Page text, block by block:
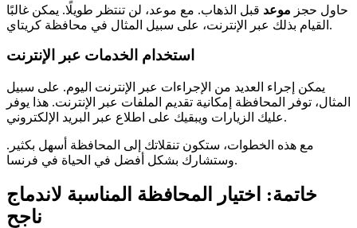
حاول حجز موعد قبل الذهاب. مع موعد، لن تنتظر طويلًا. يمكن غالبًا
القيام بذلك عبر الإنترنت، على سبيل المثال في محافظة كريتاي.
استخدام الخدمات عبر الإنترنت
يمكن إجراء العديد من الإجراءات عبر الإنترنت اليوم. على سبيل
المثال، توفر المحافظة إمكانية تقديم الملفات عبر الإنترنت. هذا يوفر
عليك الزيارات ويبقيك على اطلاع عبر البريد الإلكتروني.
مع هذه الخطوات، ستكون تنقلاتك إلى المحافظة أسهل بكثير.
وستشارك بشكل أفضل في الحياة في فرنسا.
خاتمة: اختيار المحافظة المناسبة لاندماج
ناجح